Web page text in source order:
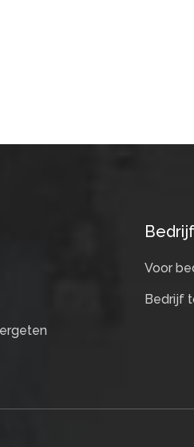
Bedrijf
Voor
Bedrijf